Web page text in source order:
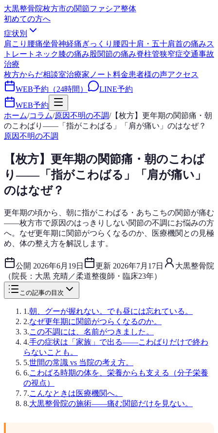
大黒整骨院枚方市の関節ファシア整体
初めての方へ
症状別
肩こり 腰痛坐骨神経痛ぎっくり腰四十肩・五十肩首の痛みス
トレートネック膝の痛み股関節の痛み脊柱管狭窄症交通事故
治療
枚方からだ相談室治療家ノート 料金患者様の声アクセス
WEB予約（24時間）
LINE予約
WEB予約
ホーム/コラム/原因不明の不調/【枚方】更年期の関節痛・朝
のこわばり——「指がこわばる」「肩が痛い」のはなぜ？
原因不明の不調
【枚方】更年期の関節痛・朝のこわば
り——「指がこわばる」「肩が痛い」
のはなぜ？
更年期の頃から、朝に指がこわばる・あちこちの関節が痛む
——枚方市で原因のはっきりしない関節の不調にお悩みの方
へ。なぜ更年期に関節がつらくなるのか、医療機関との見極
め、体の整え方を解説します。
公開 2026年6月19日 更新 2026年7月17日
大黒整骨院
（院長：大黒 充晴／柔道整復師・臨床23年）
この記事の目次
1 .朝、グーが握れない。でも昼には忘れている。
2.なぜ更年期に関節がつらくなるのか。
3.この不調には、名前がつきました。
4.手の症状は「家族」で出る——こわばりだけで終わ
らないことも。
5.世間の常識 vs 当院の考え方。
6.こわばる時期の体を、栄養からも支える（分子栄養
の視点）
7.こんなときは医療機関へ。
8.大黒整骨院の施術——痛む関節だけを見ない。